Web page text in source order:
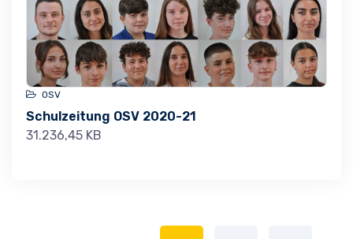
OSV
Schulzeitung OSV 2020-21
31.236,45 KB